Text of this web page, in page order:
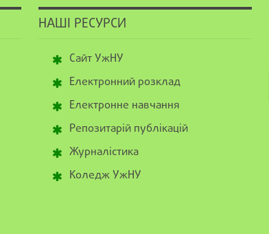
НАШІ РЕСУРСИ
Сайт УжНУ
Електронний розклад
Електронне навчання
Репозитарій публікацій
Журналістика
Коледж УжНУ